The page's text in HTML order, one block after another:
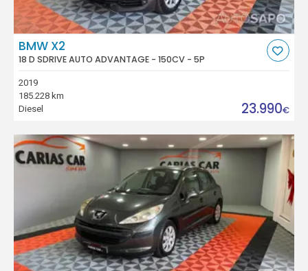
BMW X2
18 D SDRIVE AUTO ADVANTAGE - 150CV - 5P
2019
185.228 km
Diesel
23.990€